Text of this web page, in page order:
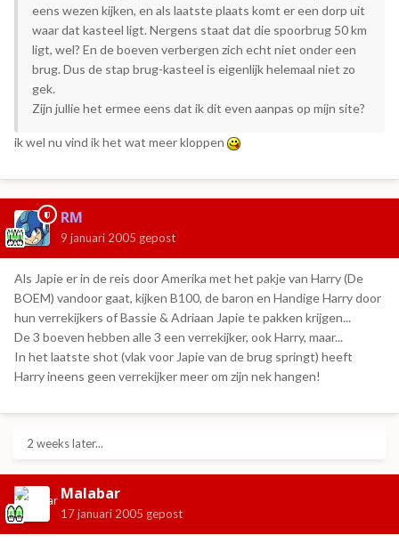
eens wezen kijken, en als laatste plaats komt er een dorp uit
waar dat kasteel ligt. Nergens staat dat die spoorbrug 50 km
ligt, wel? En de boeven verbergen zich echt niet onder een
brug. Dus de stap brug-kasteel is eigenlijk helemaal niet zo
gek.
Zijn jullie het ermee eens dat ik dit even aanpas op mijn site?
ik wel nu vind ik het wat meer kloppen
RM
9 januari 2005 gepost
Als Japie er in de reis door Amerika met het pakje van Harry (De
BOEM) vandoor gaat, kijken B100, de baron en Handige Harry door
hun verrekijkers of Bassie & Adriaan Japie te pakken krijgen...
De 3 boeven hebben alle 3 een verrekijker, ook Harry, maar...
In het laatste shot (vlak voor Japie van de brug springt) heeft
Harry ineens geen verrekijker meer om zijn nek hangen!
2 weeks later...
Malabar
17 januari 2005 gepost